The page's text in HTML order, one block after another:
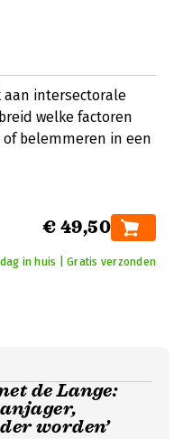
aan intersectorale
welke factoren
belemmeren in een
€ 49,50
in huis | Gratis verzonden
de Lange:
worden’